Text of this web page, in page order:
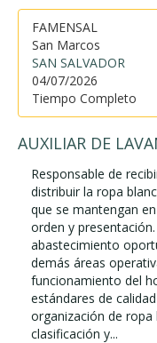
FAMENSAL
San Marcos
SAN SALVADOR
04/07/2026
Tiempo Completo
AUXILIAR DE
Responsable de
distribuir la ropa
que se mantengan
orden y
abastecimiento
demás áreas
funcionamiento del
estándares de
organización de ropa
clasificación y...